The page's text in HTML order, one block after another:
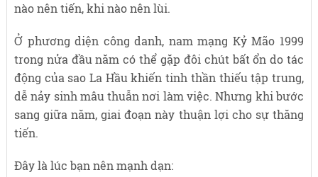
nào nên tiến, khi nào nên lùi.
Ở phương diện công danh, nam mạng Kỷ Mão 1999
trong nửa đầu năm có thể gặp đôi chút bất ổn do tác
động của sao La Hầu khiến tinh thần thiếu tập trung,
dễ nảy sinh mâu thuẫn nơi làm việc. Nhưng khi bước
sang giữa năm, giai đoạn này thuận lợi cho sự thăng
tiến.
Đây là lúc bạn nên mạnh dạn: